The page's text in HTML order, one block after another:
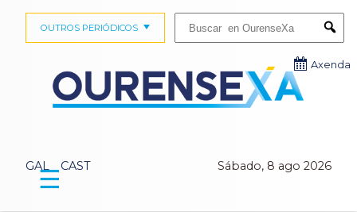
GAL CAST Sábado, 8 ago 2026
OUTROS PERIÓDICOS
Axenda
☰